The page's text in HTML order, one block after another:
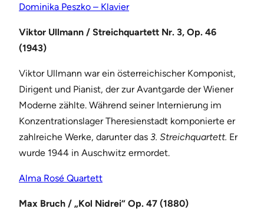
Dominika Peszko – Klavier
Viktor Ullmann / Streichquartett Nr. 3, Op. 46
(1943)
Viktor Ullmann war ein österreichischer Komponist,
Dirigent und Pianist, der zur Avantgarde der Wiener
Moderne zählte. Während seiner Internierung im
Konzentrationslager Theresienstadt komponierte er
zahlreiche Werke, darunter das 3. Streichquartett. Er
wurde 1944 in Auschwitz ermordet.
Alma Rosé Quartett
Max Bruch / „Kol Nidrei“ Op. 47 (1880)